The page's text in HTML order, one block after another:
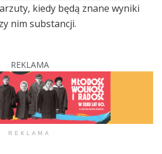
kiedy będą znane wyniki
nim substancji.
REKLAMA
REKLAMA